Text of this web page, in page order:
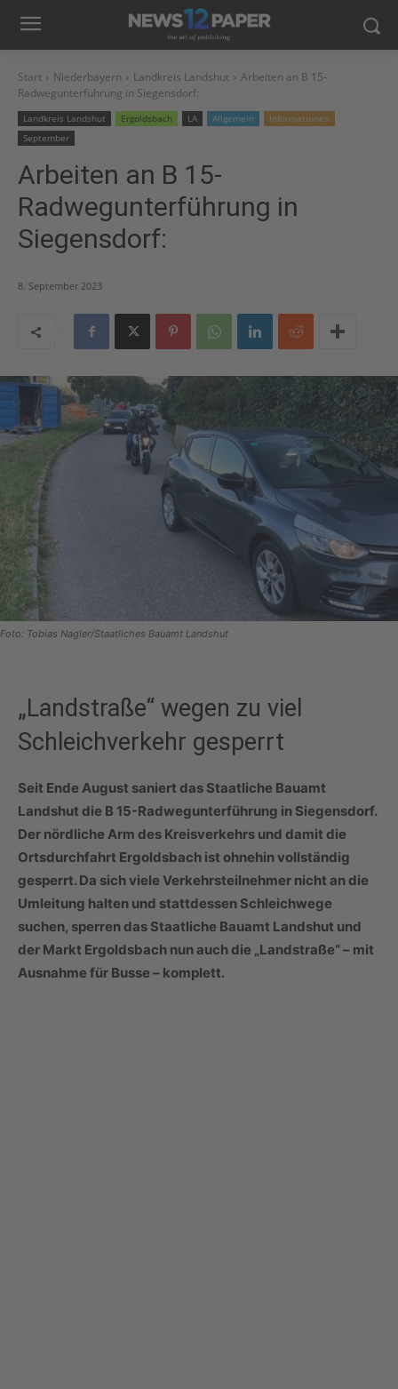
Start Niederbayern Landkreis Landshut
Arbeiten an B 15-
Radwegunterführung in Siegensdorf:
Landkreis Landshut Ergoldsbach LA Allgemein
Informationen
September
Arbeiten an B 15-
Radwegunterführung in
Siegensdorf:
8. September 2023
Foto: Tobias Nagler/Staatliches Bauamt Landshut
„Landstraße“ wegen zu viel
Schleichverkehr gesperrt
Seit Ende August saniert das Staatliche Bauamt
Landshut die B 15-Radwegunterführung in Siegensdorf.
Der nördliche Arm des Kreisverkehrs und damit die
Ortsdurchfahrt Ergoldsbach ist ohnehin vollständig
gesperrt. Da sich viele Verkehrsteilnehmer nicht an die
Umleitung halten und stattdessen Schleichwege
suchen, sperren das Staatliche Bauamt Landshut und
der Markt Ergoldsbach nun auch die „Landstraße“ – mit
Ausnahme für Busse – komplett.